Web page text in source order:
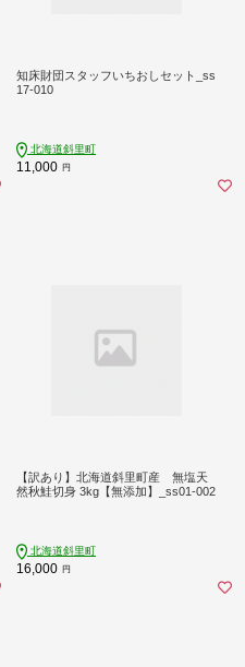
知床財団スタッフいちおしセット_ss
17-010
北海道斜里町
11,000 円
【訳あり】北海道斜里町産 無塩天
然秋鮭切身 3kg【無添加】_ss01-002
北海道斜里町
16,000 円